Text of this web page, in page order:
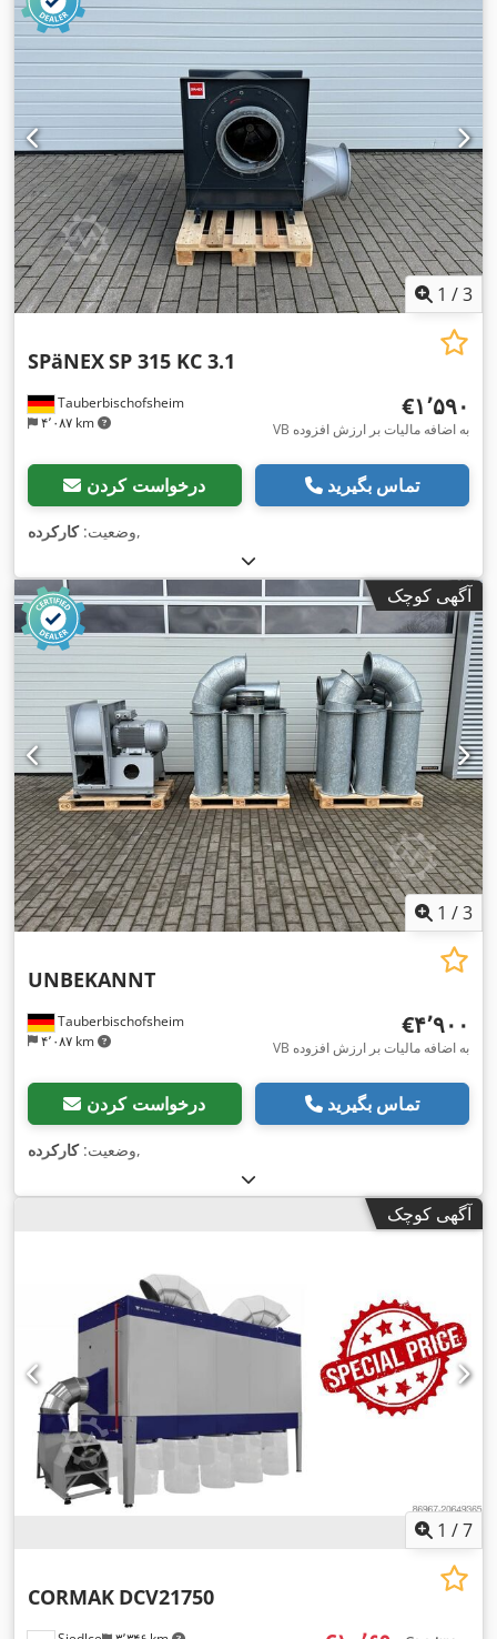
1 /3
Tauberbischofsheim
۴٬۰۸۷ km
SPäNEXSP 315 KC 3.1
‎€۱٬۵۹۰
VB به اضافه مالیات بر ارزش افزوده
درخواست کردن تماس بگیرید
وضعیت:کارکرده ,
آگهی کوچک
1 /3
Tauberbischofsheim
۴٬۰۸۷ km
UNBEKANNT
‎€۴٬۹۰۰
VB به اضافه مالیات بر ارزش افزوده
درخواست کردن تماس بگیرید
وضعیت:کارکرده ,
آگهی کوچک
1 /7
CORMAK DCV21750